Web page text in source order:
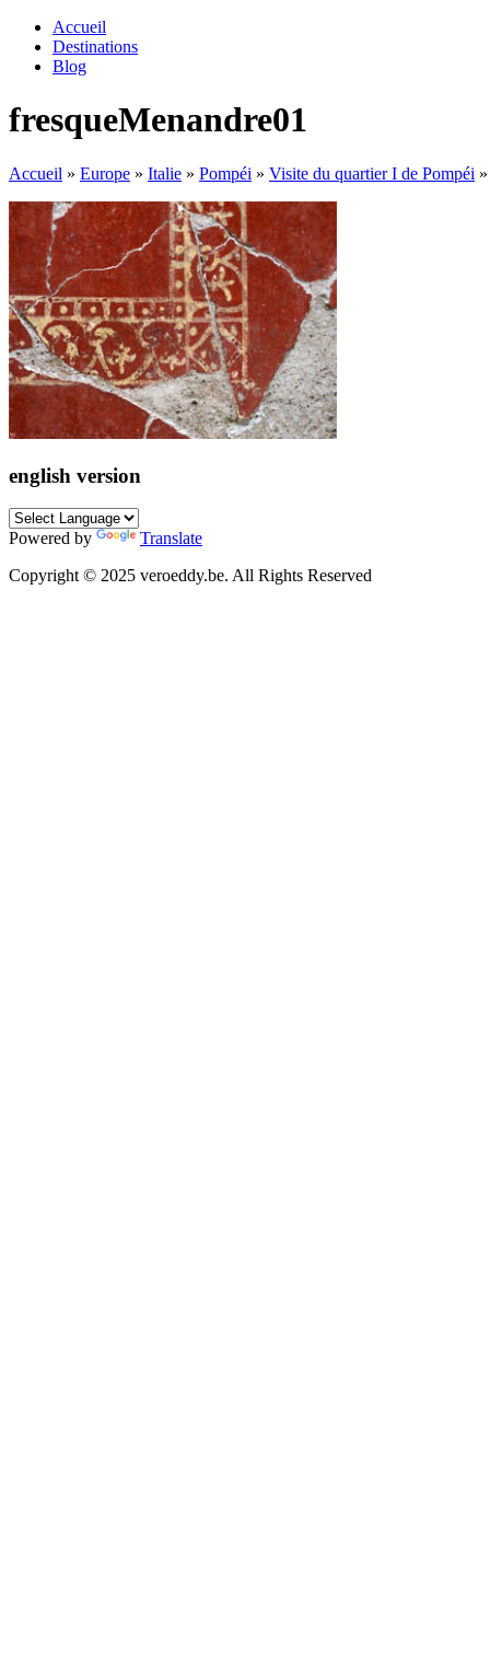
Accueil
Destinations
Blog
fresqueMenandre01
Accueil » Europe » Italie » Pompéi » Visite du quartier I de Pompéi »
english version
Powered by
Translate
Copyright © 2025 veroeddy.be. All Rights Reserved